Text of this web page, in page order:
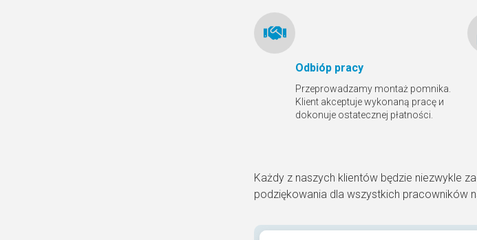
Odbióр pracy
Przeprowadzamy montaż pomnika.
Klient akceptuje wykonaną pracę и
dokonuje ostatecznej płatności.
Każdy z naszych klientów będzie niezwykle
podziękowania dla wszystkich pracowników